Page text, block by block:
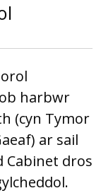
harbwr
(cyn Tymor
ar sail
Cabinet dros